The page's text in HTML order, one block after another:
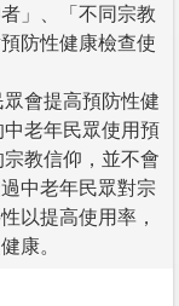
」、「不同宗教
防性健康檢查使
會提高預防性健
老年民眾使用預
教信仰，並不會
中老年民眾對宗
以提高使用率，
康。